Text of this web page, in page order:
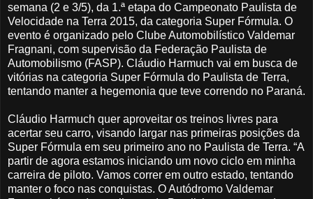
semana (2 e 3/5), da 1.ª etapa do Campeonato Paulista de
Velocidade na Terra 2015, da categoria Super Fórmula. O
evento é organizado pelo Clube Automobilístico Valdemar
Fragnani, com supervisão da Federação Paulista de
Automobilismo (FASP). Cláudio Harmuch vai em busca de
vitórias na categoria Super Fórmula do Paulista de Terra,
tentando manter a hegemonia que teve correndo no Paraná.
Cláudio Harmuch quer aproveitar os treinos livres para
acertar seu carro, visando largar nas primeiras posições da
Super Fórmula em seu primeiro ano no Paulista de Terra. “A
partir de agora estamos iniciando um novo ciclo em minha
carreira de piloto. Vamos correr em outro estado, tentando
manter o foco nas conquistas. O Autódromo Valdemar